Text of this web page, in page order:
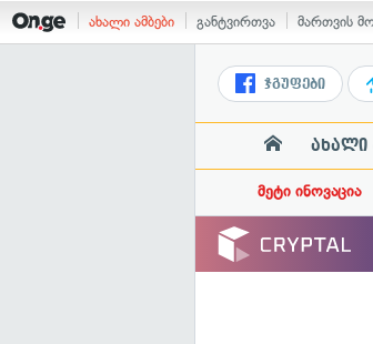
ახალი ამბები განტვირთვა მართვის
ჯგუფები
ახალი
მეტი ინოვაცია